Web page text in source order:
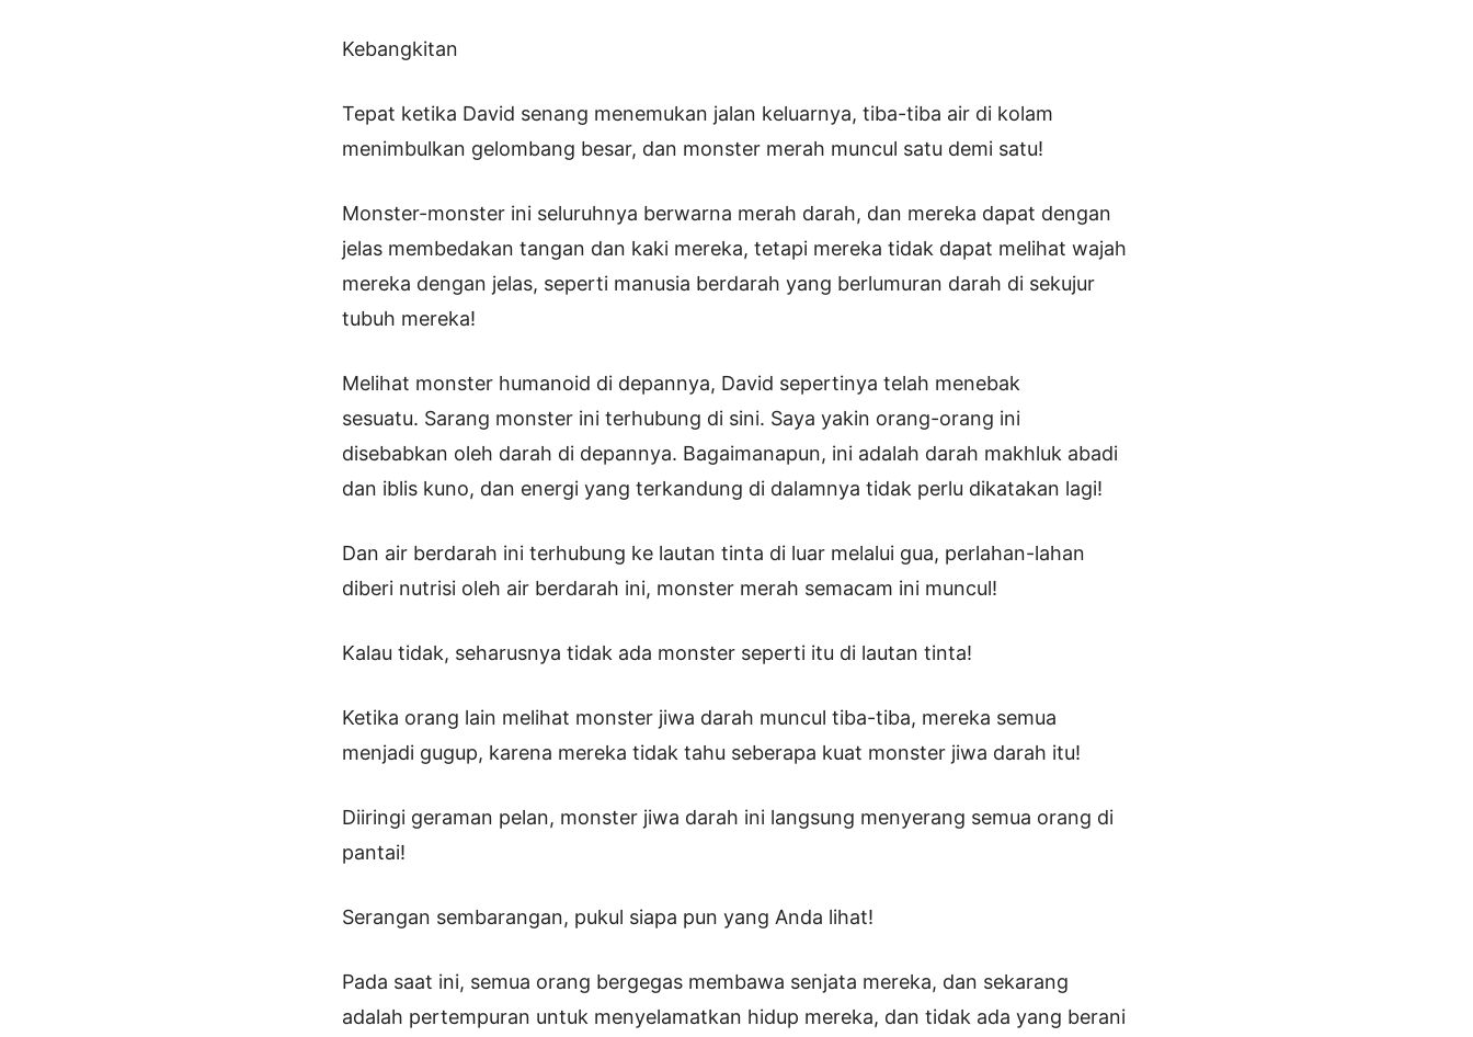
Kebangkitan
Tepat ketika David senang menemukan jalan keluarnya, tiba-tiba air di kolam
menimbulkan gelombang besar, dan monster merah muncul satu demi satu!
Monster-monster ini seluruhnya berwarna merah darah, dan mereka dapat dengan
jelas membedakan tangan dan kaki mereka, tetapi mereka tidak dapat melihat wajah
mereka dengan jelas, seperti manusia berdarah yang berlumuran darah di sekujur
tubuh mereka!
Melihat monster humanoid di depannya, David sepertinya telah menebak
sesuatu. Sarang monster ini terhubung di sini. Saya yakin orang-orang ini
disebabkan oleh darah di depannya. Bagaimanapun, ini adalah darah makhluk abadi
dan iblis kuno, dan energi yang terkandung di dalamnya tidak perlu dikatakan lagi!
Dan air berdarah ini terhubung ke lautan tinta di luar melalui gua, perlahan-lahan
diberi nutrisi oleh air berdarah ini, monster merah semacam ini muncul!
Kalau tidak, seharusnya tidak ada monster seperti itu di lautan tinta!
Ketika orang lain melihat monster jiwa darah muncul tiba-tiba, mereka semua
menjadi gugup, karena mereka tidak tahu seberapa kuat monster jiwa darah itu!
Diiringi geraman pelan, monster jiwa darah ini langsung menyerang semua orang di
pantai!
Serangan sembarangan, pukul siapa pun yang Anda lihat!
Pada saat ini, semua orang bergegas membawa senjata mereka, dan sekarang
adalah pertempuran untuk menyelamatkan hidup mereka, dan tidak ada yang berani